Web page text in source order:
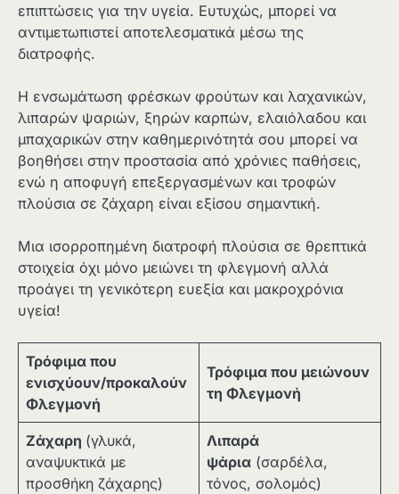
επιπτώσεις για την υγεία. Ευτυχώς, μπορεί να
αντιμετωπιστεί αποτελεσματικά μέσω της
διατροφής.
Η ενσωμάτωση φρέσκων φρούτων και λαχανικών,
λιπαρών ψαριών, ξηρών καρπών, ελαιόλαδου και
μπαχαρικών στην καθημερινότητά σου μπορεί να
βοηθήσει στην προστασία από χρόνιες παθήσεις,
ενώ η αποφυγή επεξεργασμένων και τροφών
πλούσια σε ζάχαρη είναι εξίσου σημαντική.
Μια ισορροπημένη διατροφή πλούσια σε θρεπτικά
στοιχεία όχι μόνο μειώνει τη φλεγμονή αλλά
προάγει τη γενικότερη ευεξία και μακροχρόνια
υγεία!
Τρόφιμα που
ενισχύουν/προκαλούν
Φλεγμονή
Τρόφιμα που μειώνουν
τη Φλεγμονή
Ζάχαρη (γλυκά,
αναψυκτικά με
προσθήκη ζάχαρης)
Λιπαρά
ψάρια (σαρδέλα,
τόνος, σολομός)